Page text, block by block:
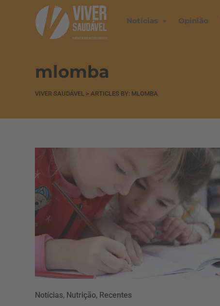
Notícias Opinião
mlomba
VIVER SAUDÁVEL > ARTICLES BY: MLOMBA
Notícias, Nutrição, Recentes